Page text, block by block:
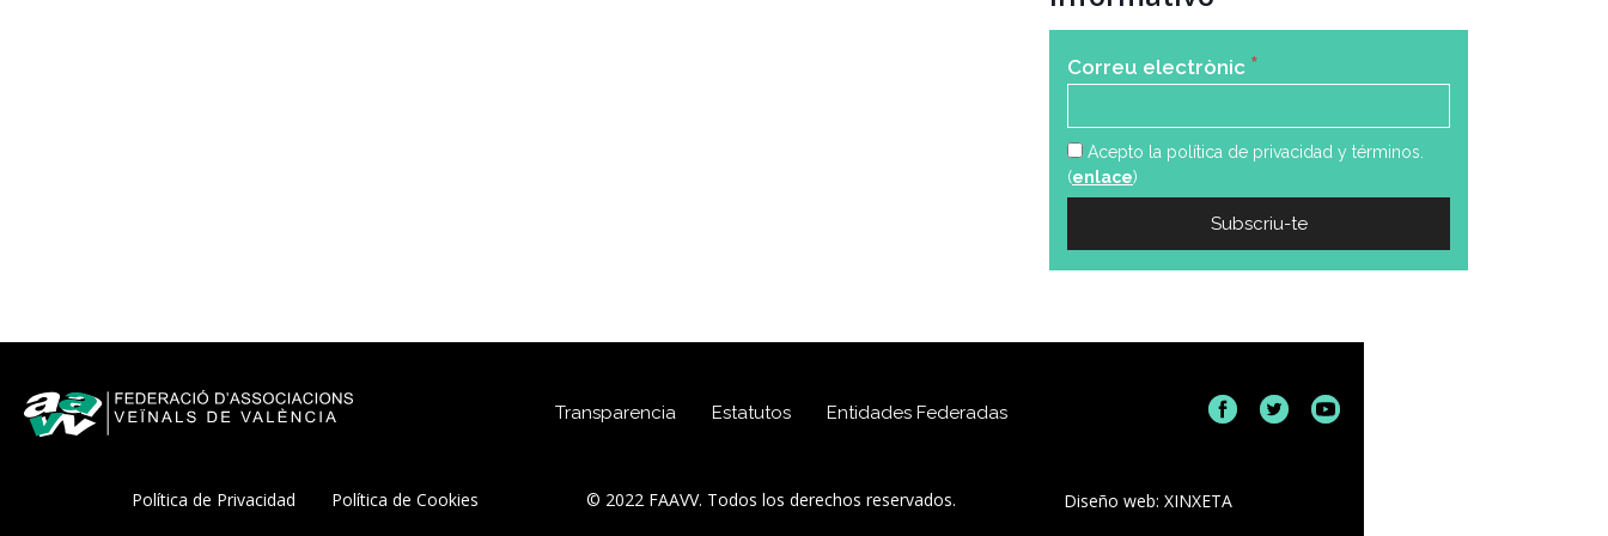
Correu electrònic *
Acepto la política de privacidad y términos.
(enlace)
Transparencia Estatutos Entidades Federadas
Política de Privacidad Política de Cookies © 2022 FAAVV. Todos los derechos reservados. Diseño web: XINXETA